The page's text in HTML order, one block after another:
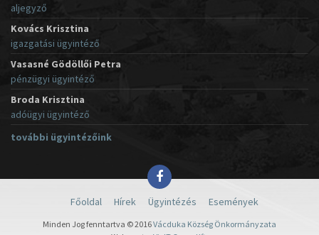
aljegyző
Kovács Krisztina
igazgatási ügyintéző
Vasasné Gödöllői Petra
pénzügyi ügyintéző
Broda Krisztina
adóügyi ügyintéző
további ügyintézőink
Főoldal Hírek Ügyintézés Események
Minden Jog fenntartva © 2016Vácduka Község Önkormányzata